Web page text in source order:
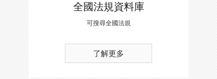
全國法規資料庫
可搜尋全國法規
了解更多